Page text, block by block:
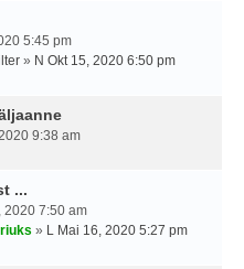
5:45 pm
» N Okt 15, 2020 6:50 pm
9:38 am
...
2020 7:50 am
» L Mai 16, 2020 5:27 pm